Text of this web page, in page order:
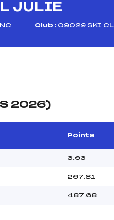
JULIE
Club : 09029 SKI
2026)
Points
3.63
267.81
487.68